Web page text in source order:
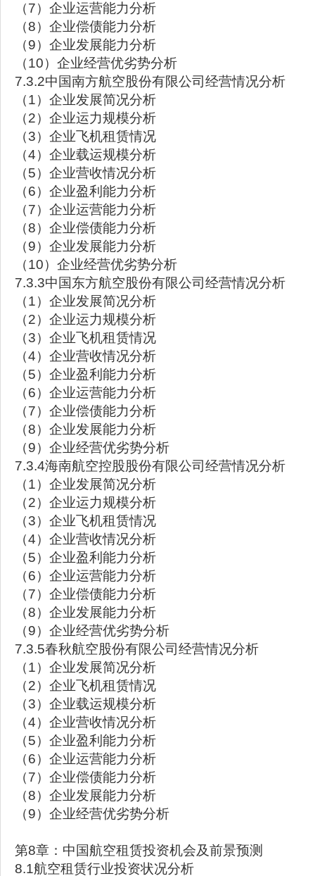
（7）企业运营能力分析
（8）企业偿债能力分析
（9）企业发展能力分析
（10）企业经营优劣势分析
7.3.2中国南方航空股份有限公司经营情况分析
（1）企业发展简况分析
（2）企业运力规模分析
（3）企业飞机租赁情况
（4）企业载运规模分析
（5）企业营收情况分析
（6）企业盈利能力分析
（7）企业运营能力分析
（8）企业偿债能力分析
（9）企业发展能力分析
（10）企业经营优劣势分析
7.3.3中国东方航空股份有限公司经营情况分析
（1）企业发展简况分析
（2）企业运力规模分析
（3）企业飞机租赁情况
（4）企业营收情况分析
（5）企业盈利能力分析
（6）企业运营能力分析
（7）企业偿债能力分析
（8）企业发展能力分析
（9）企业经营优劣势分析
7.3.4海南航空控股股份有限公司经营情况分析
（1）企业发展简况分析
（2）企业运力规模分析
（3）企业飞机租赁情况
（4）企业营收情况分析
（5）企业盈利能力分析
（6）企业运营能力分析
（7）企业偿债能力分析
（8）企业发展能力分析
（9）企业经营优劣势分析
7.3.5春秋航空股份有限公司经营情况分析
（1）企业发展简况分析
（2）企业飞机租赁情况
（3）企业载运规模分析
（4）企业营收情况分析
（5）企业盈利能力分析
（6）企业运营能力分析
（7）企业偿债能力分析
（8）企业发展能力分析
（9）企业经营优劣势分析
第8章：中国航空租赁投资机会及前景预测
8.1航空租赁行业投资状况分析